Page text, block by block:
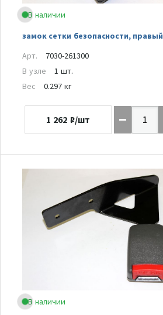
В наличии
замок сетки безопасности, правый
Арт.
7030-261300
В узле
1 шт.
Вес
0.297 кг
1 262 ₽/шт
В наличии